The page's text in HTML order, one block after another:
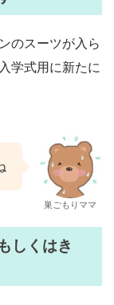
のスーツが入ら
学式用に新たに
巣ごもりママ
しくはき